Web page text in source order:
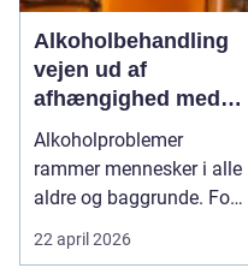
Alkoholbehandling
vejen ud af
afhængighed med
professionel støtte
Alkoholproblemer
rammer mennesker i alle
aldre og baggrunde. For
mange starter det med
hyggedrik på arbejde
22 april 2026